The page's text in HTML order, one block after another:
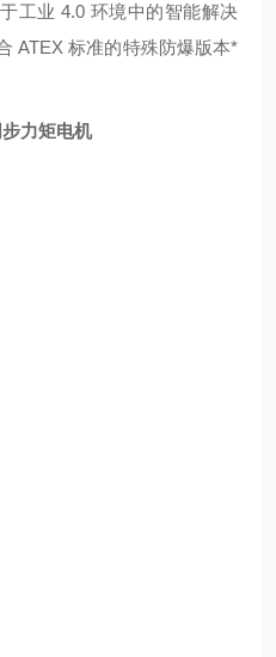
工业 4.0 环境中的智能解决
ATEX 标准的特殊防爆版本*
力矩电机